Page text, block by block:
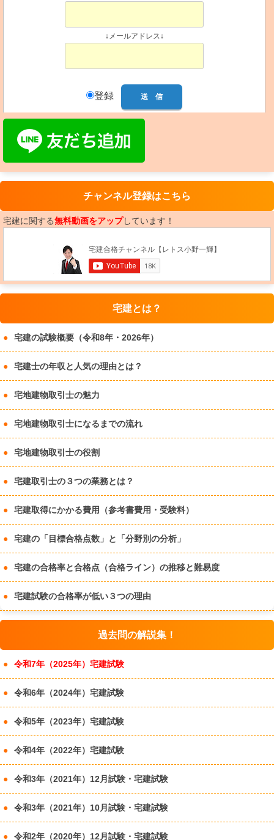
↓メールアドレス↓
登録
チャンネル登録はこちら
宅建に関する無料動画をアップしています！
宅建とは？
宅建の試験概要（令和8年・2026年）
宅建士の年収と人気の理由とは？
宅地建物取引士の魅力
宅地建物取引士になるまでの流れ
宅地建物取引士の役割
宅建取引士の３つの業務とは？
宅建取得にかかる費用（参考書費用・受験料）
宅建の「目標合格点数」と「分野別の分析」
宅建の合格率と合格点（合格ライン）の推移と難易度
宅建試験の合格率が低い３つの理由
過去問の解説集！
令和7年（2025年）宅建試験
令和6年（2024年）宅建試験
令和5年（2023年）宅建試験
令和4年（2022年）宅建試験
令和3年（2021年）12月試験・宅建試験
令和3年（2021年）10月試験・宅建試験
令和2年（2020年）12月試験・宅建試験